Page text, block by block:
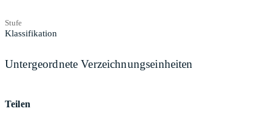
Stufe
Klassifikation
Untergeordnete Verzeichnungseinheiten
Teilen